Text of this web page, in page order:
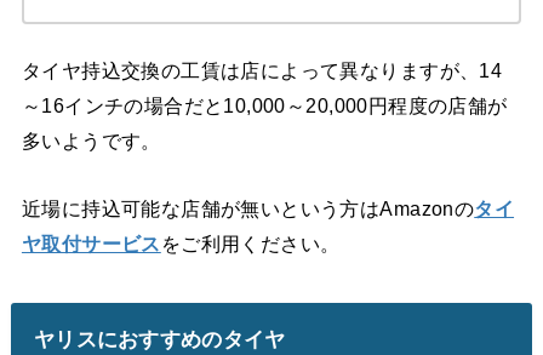
タイヤ持込交換の工賃は店によって異なりますが、14
～16インチの場合だと10,000～20,000円程度の店舗が
多いようです。
近場に持込可能な店舗が無いという方はAmazonのタイ
ヤ取付サービス をご利用ください。
ヤリスにおすすめのタイヤ